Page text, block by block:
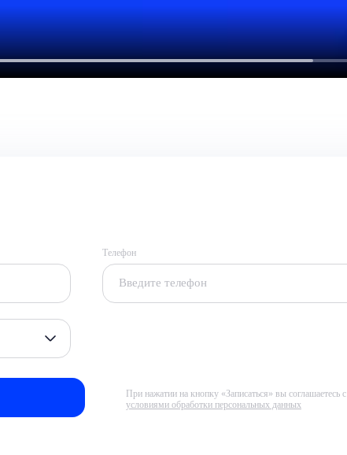
Телефон
При нажатии на кнопку «Записаться» вы соглашаетесь с
условиями обработки персональных данных